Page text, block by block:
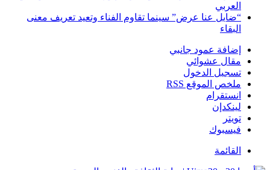
العربي
“ضايل عنا عرض” سينما تقاوم الفناء وتعيد تعريف معنى
البقاء
إضافة عمود جانبي
مقال عشوائي
تسجيل الدخول
ملخص الموقع RSS
انستقرام
لينكدإن
تويتر
فيسبوك
القائمة